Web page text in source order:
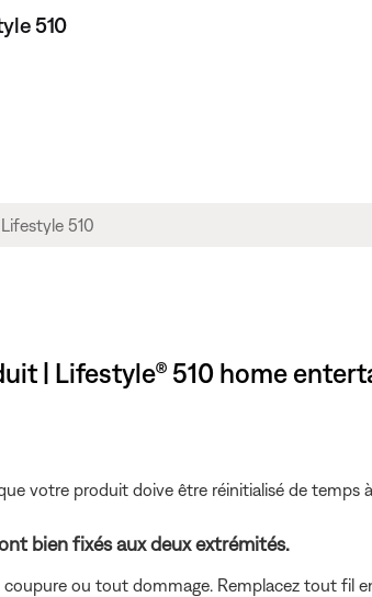
510
| Lifestyle® 510 home
votre produit doive être réinitialisé de temps
bien fixés aux deux extrémités.
ou tout dommage. Remplacez tout fil